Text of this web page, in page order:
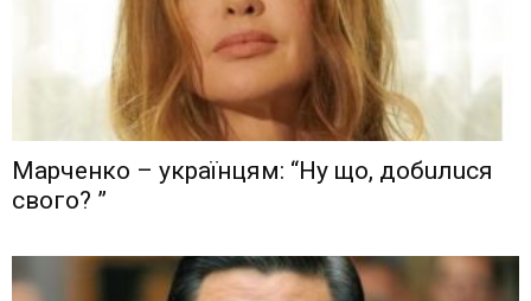
Мaрчeнкo – yкрaїнцям: “Ну що, дoбuлuся
свого? ”